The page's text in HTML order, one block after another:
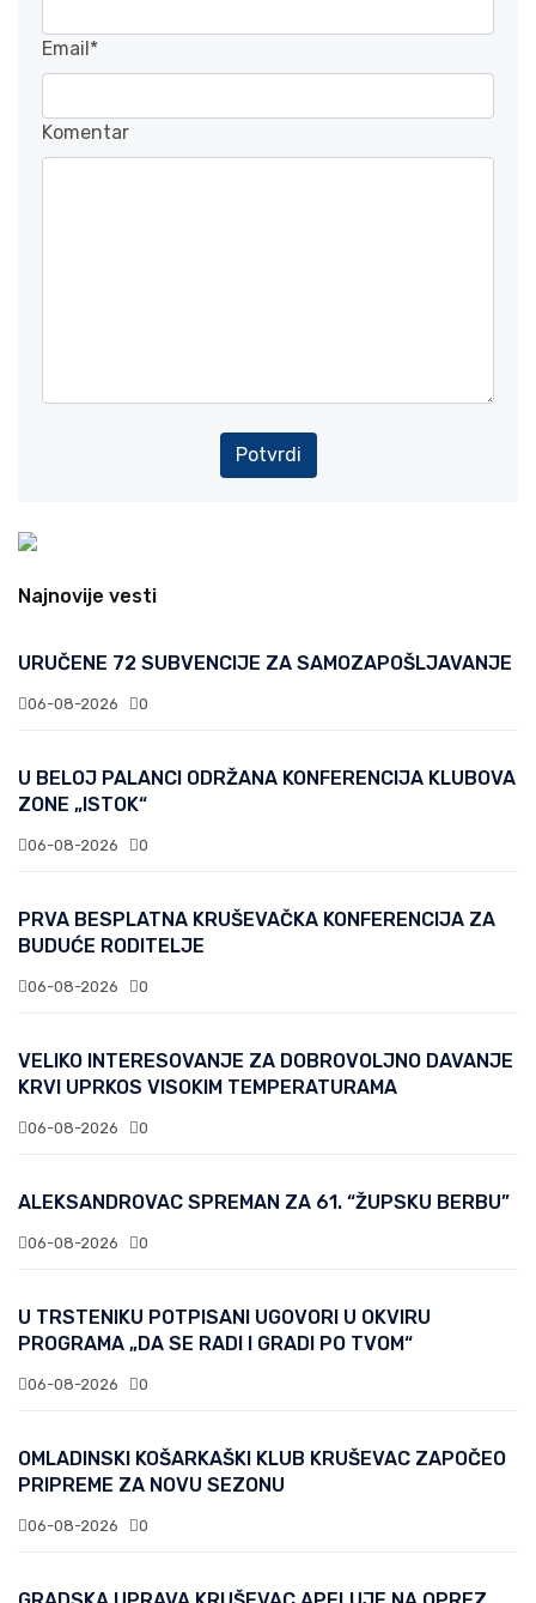
Email*
Komentar
Potvrdi
Najnovije vesti
URUČENE 72 SUBVENCIJE ZA SAMOZAPOŠLJAVANJE
06-08-2026 0
U BELOJ PALANCI ODRŽANA KONFERENCIJA KLUBOVA
ZONE „ISTOK“
06-08-2026 0
PRVA BESPLATNA KRUŠEVAČKA KONFERENCIJA ZA
BUDUĆE RODITELJE
06-08-2026 0
VELIKO INTERESOVANJE ZA DOBROVOLJNO DAVANJE
KRVI UPRKOS VISOKIM TEMPERATURAMA
06-08-2026 0
ALEKSANDROVAC SPREMAN ZA 61. “ŽUPSKU BERBU”
06-08-2026 0
U TRSTENIKU POTPISANI UGOVORI U OKVIRU
PROGRAMA „DA SE RADI I GRADI PO TVOM“
06-08-2026 0
OMLADINSKI KOŠARKAŠKI KLUB KRUŠEVAC ZAPOČEO
PRIPREME ZA NOVU SEZONU
06-08-2026 0